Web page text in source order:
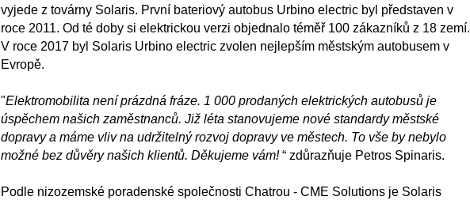
vyjede z továrny Solaris. První bateriový autobus Urbino electric byl představen v
roce 2011. Od té doby si elektrickou verzi objednalo téměř 100 zákazníků z 18 zemí.
V roce 2017 byl Solaris Urbino electric zvolen nejlepším městským autobusem v
Evropě.
"Elektromobilita není prázdná fráze. 1 000 prodaných elektrických autobusů je
úspěchem našich zaměstnanců. Již léta stanovujeme nové standardy městské
dopravy a máme vliv na udržitelný rozvoj dopravy ve městech. To vše by nebylo
možné bez důvěry našich klientů. Děkujeme vám!“ zdůrazňuje Petros Spinaris.
Podle nizozemské poradenské společnosti Chatrou - CME Solutions je Solaris